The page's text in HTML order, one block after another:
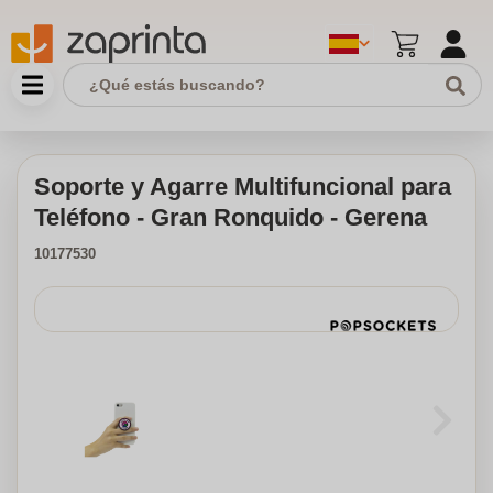
Soporte y Agarre Multifuncional para
Teléfono - Gran Ronquido - Gerena
10177530